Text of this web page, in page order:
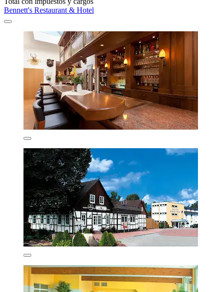
Bennett's Restaurant & Hotel